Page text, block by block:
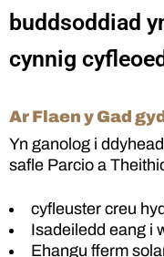
buddsoddiad
cynnig
Ar Flaen y Gad
Yn ganolog i
safle Parcio a
cyfleuster creu
Isadeiledd eang i
Ehangu fferm